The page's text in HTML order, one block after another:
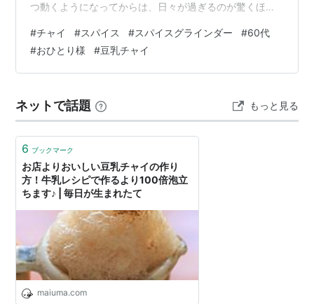
つ動くようになってからは、日々が過ぎるのが驚くほど
い〉 最近、すっかり「チャイ」の魅力にはまっていま
す。 かつてイギリスのラボでティータイムを大切にして
いた頃の習慣が、形を変えて再燃したのかもしれませ
動をされている方々がいらっしゃるんですね。スパイ
ス、茶葉、砂糖を入れる順番や加熱時間を…
#チャイ #スパイス #スパイスグラインダー #60代
#おひとり様 #豆乳チャイ
ネットで話題 もっと見る
6 ブックマーク
お店よりおいしい豆乳チャイの作り
方！牛乳レシピで作るより100倍泡立
ちます♪ | 毎日が生まれたて
maiuma.com